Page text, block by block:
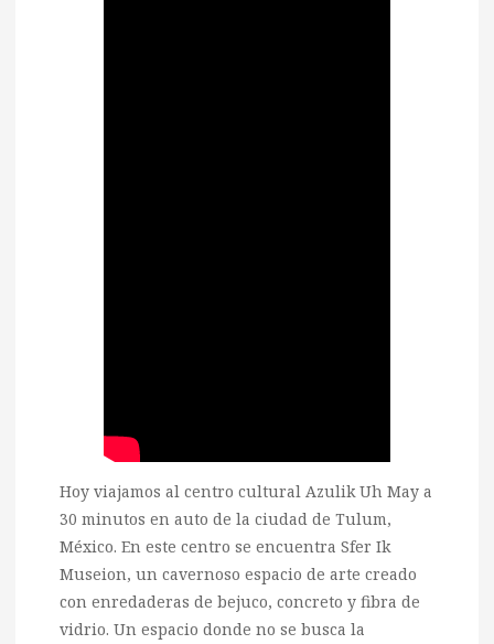
Hoy viajamos al centro cultural Azulik Uh May a
30 minutos en auto de la ciudad de Tulum,
México. En este centro se encuentra Sfer Ik
Museion, un cavernoso espacio de arte creado
con enredaderas de bejuco, concreto y fibra de
vidrio. Un espacio donde no se busca la